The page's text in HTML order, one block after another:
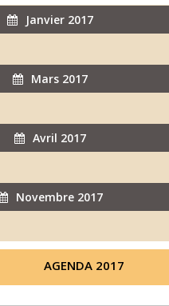
Janvier 2017
Mars 2017
Avril 2017
Novembre 2017
AGENDA 2017